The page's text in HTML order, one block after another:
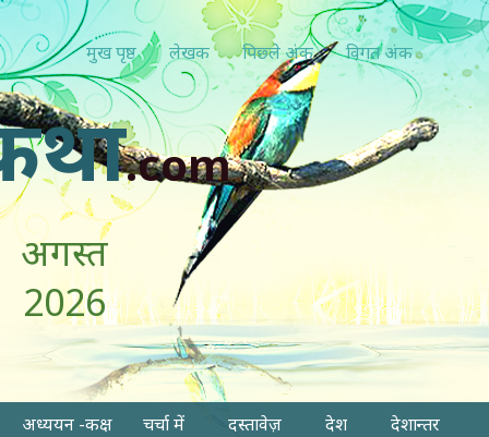
मुख पृष्ठ लेखक पिछ्ले अंक विगत अंक
.com
अगस्त
2026
अध्ययन -कक्ष चर्चा में दस्तावेज़ देश
देशान्तर